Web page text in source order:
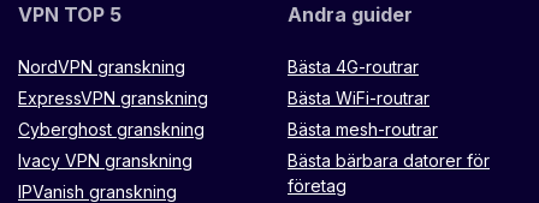
VPN TOP 5
NordVPN granskning
ExpressVPN granskning
Cyberghost granskning
Ivacy VPN granskning
IPVanish granskning
Andra guider
Bästa 4G-routrar
Bästa WiFi-routrar
Bästa mesh-routrar
Bästa bärbara datorer för
företag